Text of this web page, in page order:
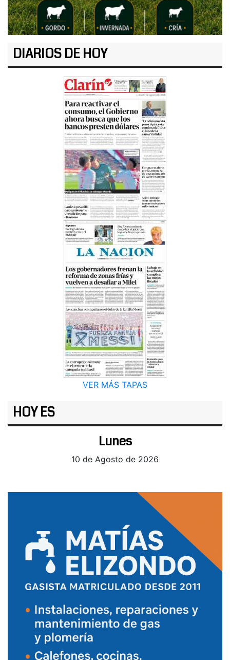
DIARIOS DE HOY
VER MÁS TAPAS
HOY ES
Lunes
10 de Agosto de 2026